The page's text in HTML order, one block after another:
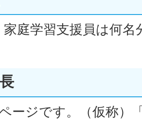
庭学習支援員は何
ージです。（仮称）